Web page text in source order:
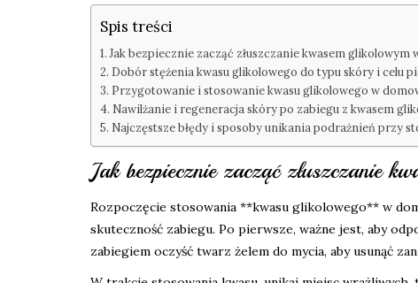
Spis treści
Jak bezpiecznie zacząć złuszczanie kwasem glikolowym
Dobór stężenia kwasu glikolowego do typu skóry i celu
Przygotowanie i stosowanie kwasu glikolowego w
Nawilżanie i regeneracja skóry po zabiegu z kwasem
Najczęstsze błędy i sposoby unikania podrażnień przy
Jak bezpiecznie zacząć złuszczanie
Rozpoczęcie stosowania **kwasu glikolowego** w
skuteczność zabiegu. Po pierwsze, ważne jest, aby
zabiegiem oczyść twarz żelem do mycia, aby usunąć